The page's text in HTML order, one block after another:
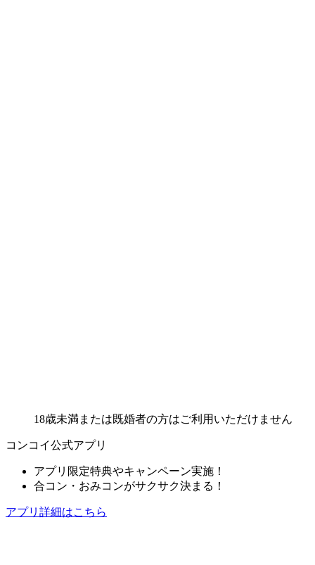
18歳未満または既婚者の方はご利用いただけません
コンコイ公式アプリ
アプリ限定特典やキャンペーン実施！
合コン・おみコンがサクサク決まる！
アプリ詳細はこちら